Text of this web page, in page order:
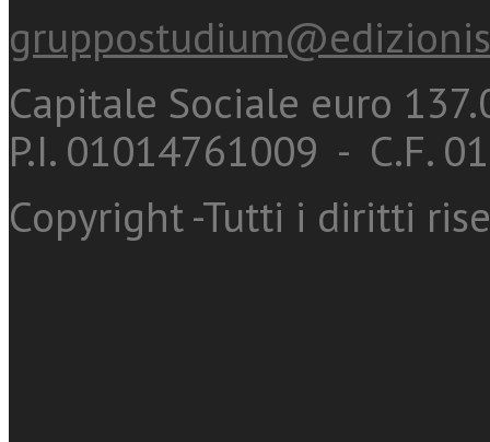
Capitale Sociale euro
P.I. 01014761009 - C.F.
Copyright -Tutti i diritti